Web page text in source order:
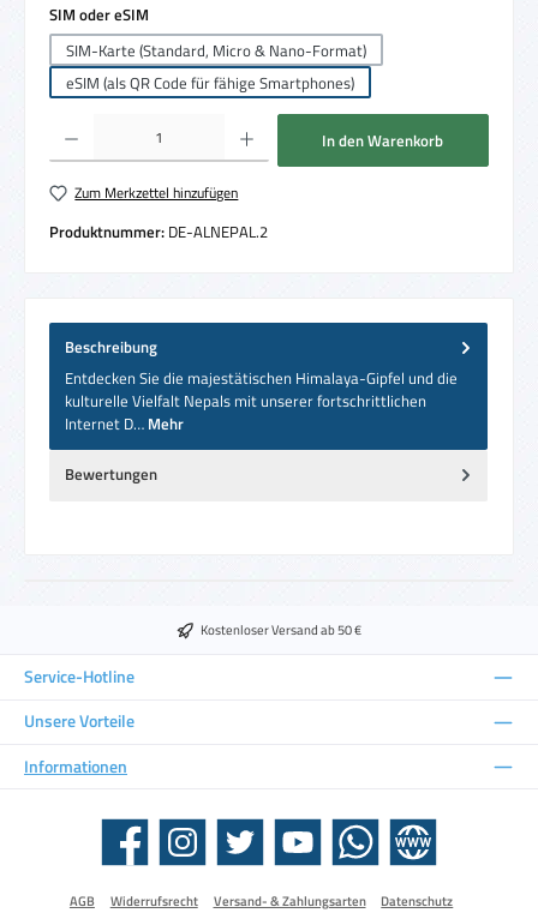
SIM oder eSIM
SIM-Karte (Standard, Micro & Nano-Format)
eSIM (als QR Code für fähige Smartphones)
Produkt Anzahl: Gib den gewünschten Wert ein oder benutze die Schaltflächen um
In den Warenkorb
Zum Merkzettel hinzufügen
Produktnummer: DE-ALNEPAL.2
Beschreibung
Entdecken Sie die majestätischen Himalaya-Gipfel und die
kulturelle Vielfalt Nepals mit unserer fortschrittlichen
Internet D… Mehr
Bewertungen
Kostenloser Versand ab 50 €
Service-Hotline
Unsere Vorteile
Informationen
Facebook Instagram Twitter YouTube WhatsApp Website
AGB Widerrufsrecht Versand- & Zahlungsarten
Datenschutz